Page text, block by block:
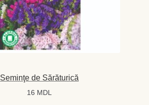
Seminţe de Sărăturică
16 MDL